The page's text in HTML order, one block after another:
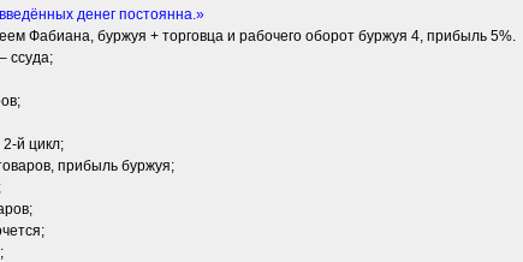
денег постоянна.»
Фабиана, буржуя + торговца и рабочего оборот буржуя 4, прибыль 5%.
ссуда;
й цикл;
прибыль буржуя;